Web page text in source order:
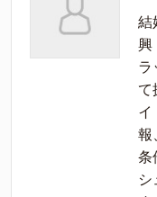
結
興
ラ
て
イ
報
条
シ